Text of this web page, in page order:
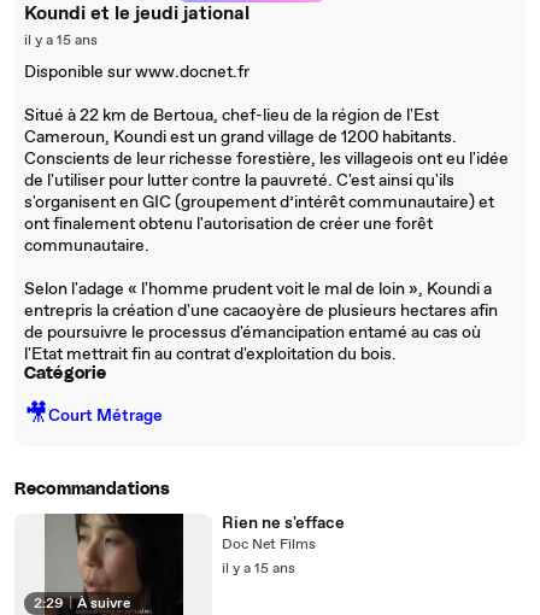
Koundi et le jeudi jational
il y a 15 ans
Disponible sur www.docnet.fr
Situé à 22 km de Bertoua, chef-lieu de la région de l'Est
Cameroun, Koundi est un grand village de 1200 habitants.
Conscients de leur richesse forestière, les villageois ont eu l'idée
de l'utiliser pour lutter contre la pauvreté. C'est ainsi qu'ils
s'organisent en GIC (groupement d’intérêt communautaire) et
ont finalement obtenu l'autorisation de créer une forêt
communautaire.
Selon l'adage « l'homme prudent voit le mal de loin », Koundi a
entrepris la création d'une cacaoyère de plusieurs hectares afin
de poursuivre le processus d'émancipation entamé au cas où
l'Etat mettrait fin au contrat d'exploitation du bois.
Catégorie
🎥Court Métrage
Recommandations
2:29 | À suivre
Rien ne s'efface
Doc Net Films
il y a 15 ans